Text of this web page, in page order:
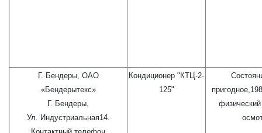
Г. Бендеры, ОАО
«Бендерытекс»
Г. Бендеры,
Ул. Индустриальная14.
Кондиционер "КТЦ-2-
125"